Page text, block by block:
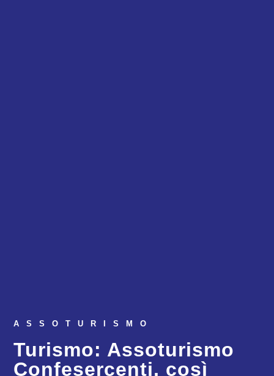
ASSOTURISMO
Turismo: Assoturismo
Confesercenti, così